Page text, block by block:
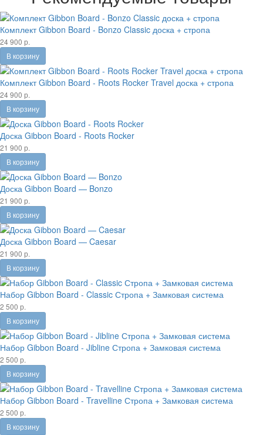
Комплект Gibbon Board - Bonzo Classic доска + стропа
24 900 р.
В корзину
Комплект Gibbon Board - Roots Rocker Travel доска + стропа
24 900 р.
В корзину
Доска Gibbon Board - Roots Rocker
21 900 р.
В корзину
Доска Gibbon Board — Bonzo
21 900 р.
В корзину
Доска Gibbon Board — Caesar
21 900 р.
В корзину
Набор Gibbon Board - Classic Стропа + Замковая система
2 500 р.
В корзину
Набор Gibbon Board - Jibline Стропа + Замковая система
2 500 р.
В корзину
Набор Gibbon Board - Travelline Стропа + Замковая система
2 500 р.
В корзину